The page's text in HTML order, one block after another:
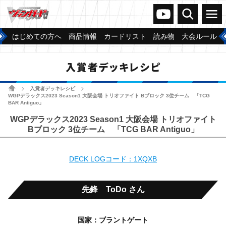
ヴァンガードch
検索 メニュー
はじめての方へ 商品情報 カードリスト 読み物 大会ルール
入賞者デッキレシピ
ホーム 入賞者デッキレシピ
WGPデラックス2023 Season1 大阪会場 トリオファイト Bブロック 3位チーム 「TCG
BAR Antiguo」
WGPデラックス2023 Season1 大阪会場 トリオファイト
Bブロック 3位チーム 「TCG BAR Antiguo」
DECK LOGコード：1XQXB
先鋒 ToDo さん
国家：ブラントゲート